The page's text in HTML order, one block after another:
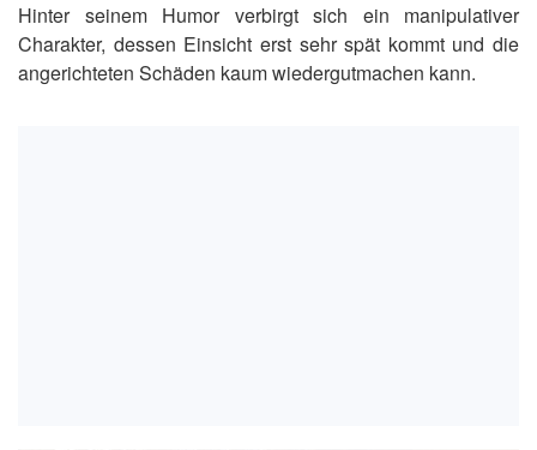
Hinter seinem Humor verbirgt sich ein manipulativer
Charakter, dessen Einsicht erst sehr spät kommt und die
angerichteten Schäden kaum wiedergutmachen kann.